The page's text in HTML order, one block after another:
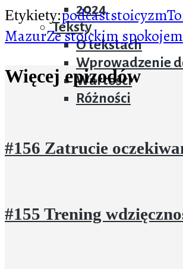
2024
Teksty
O tekstach
Wprowadzenie
Wartości
Różności
Etykiety:podcaststoicyzm
MazurZe stoickim spokojem
Więcej epizodów
#156 Zatrucie
#155 Trening